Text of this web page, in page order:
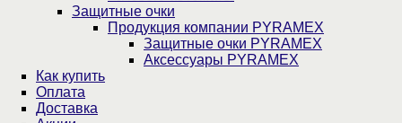
Защитные очки
Продукция компании PYRAMEX
Защитные очки PYRAMEX
Аксессуары PYRAMEX
Как купить
Оплата
Доставка